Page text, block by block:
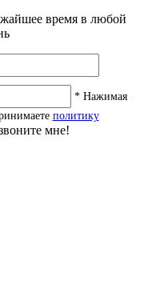
время в любой
* Нажимая
политику
мне!